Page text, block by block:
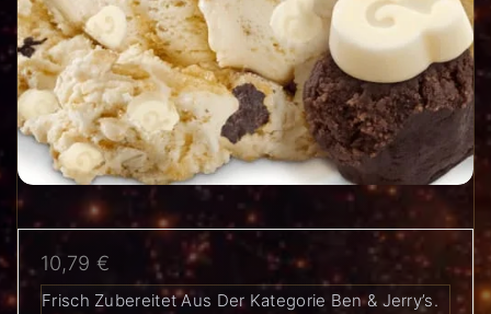
10,79 €
Frisch Zubereitet Aus Der Kategorie Ben & Jerry’s.